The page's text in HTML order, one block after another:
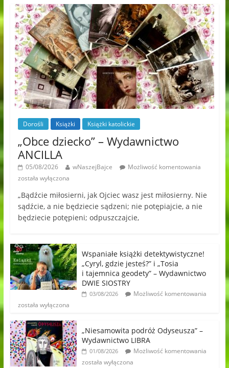
Dorośli Książki Książki katolickie
„Obce dziecko” – Wydawnictwo
ANCILLA
05/08/2026 wNaszejBajce
Możliwość komentowania
została wyłączona
„Bądźcie miłosierni, jak Ojciec wasz jest miłosierny. Nie
sądźcie, a nie będziecie sądzeni; nie potępiajcie, a nie
będziecie potępieni; odpuszczajcie,
Wspaniałe książki detektywistyczne!
„Cyryl, gdzie jesteś?” i „Tosia
i tajemnica geodety” – Wydawnictwo
DWIE SIOSTRY
03/08/2026
Możliwość komentowania
została wyłączona
„Niesamowita podróż Odyseusza” –
Wydawnictwo LIBRA
01/08/2026
Możliwość komentowania
została wyłączona